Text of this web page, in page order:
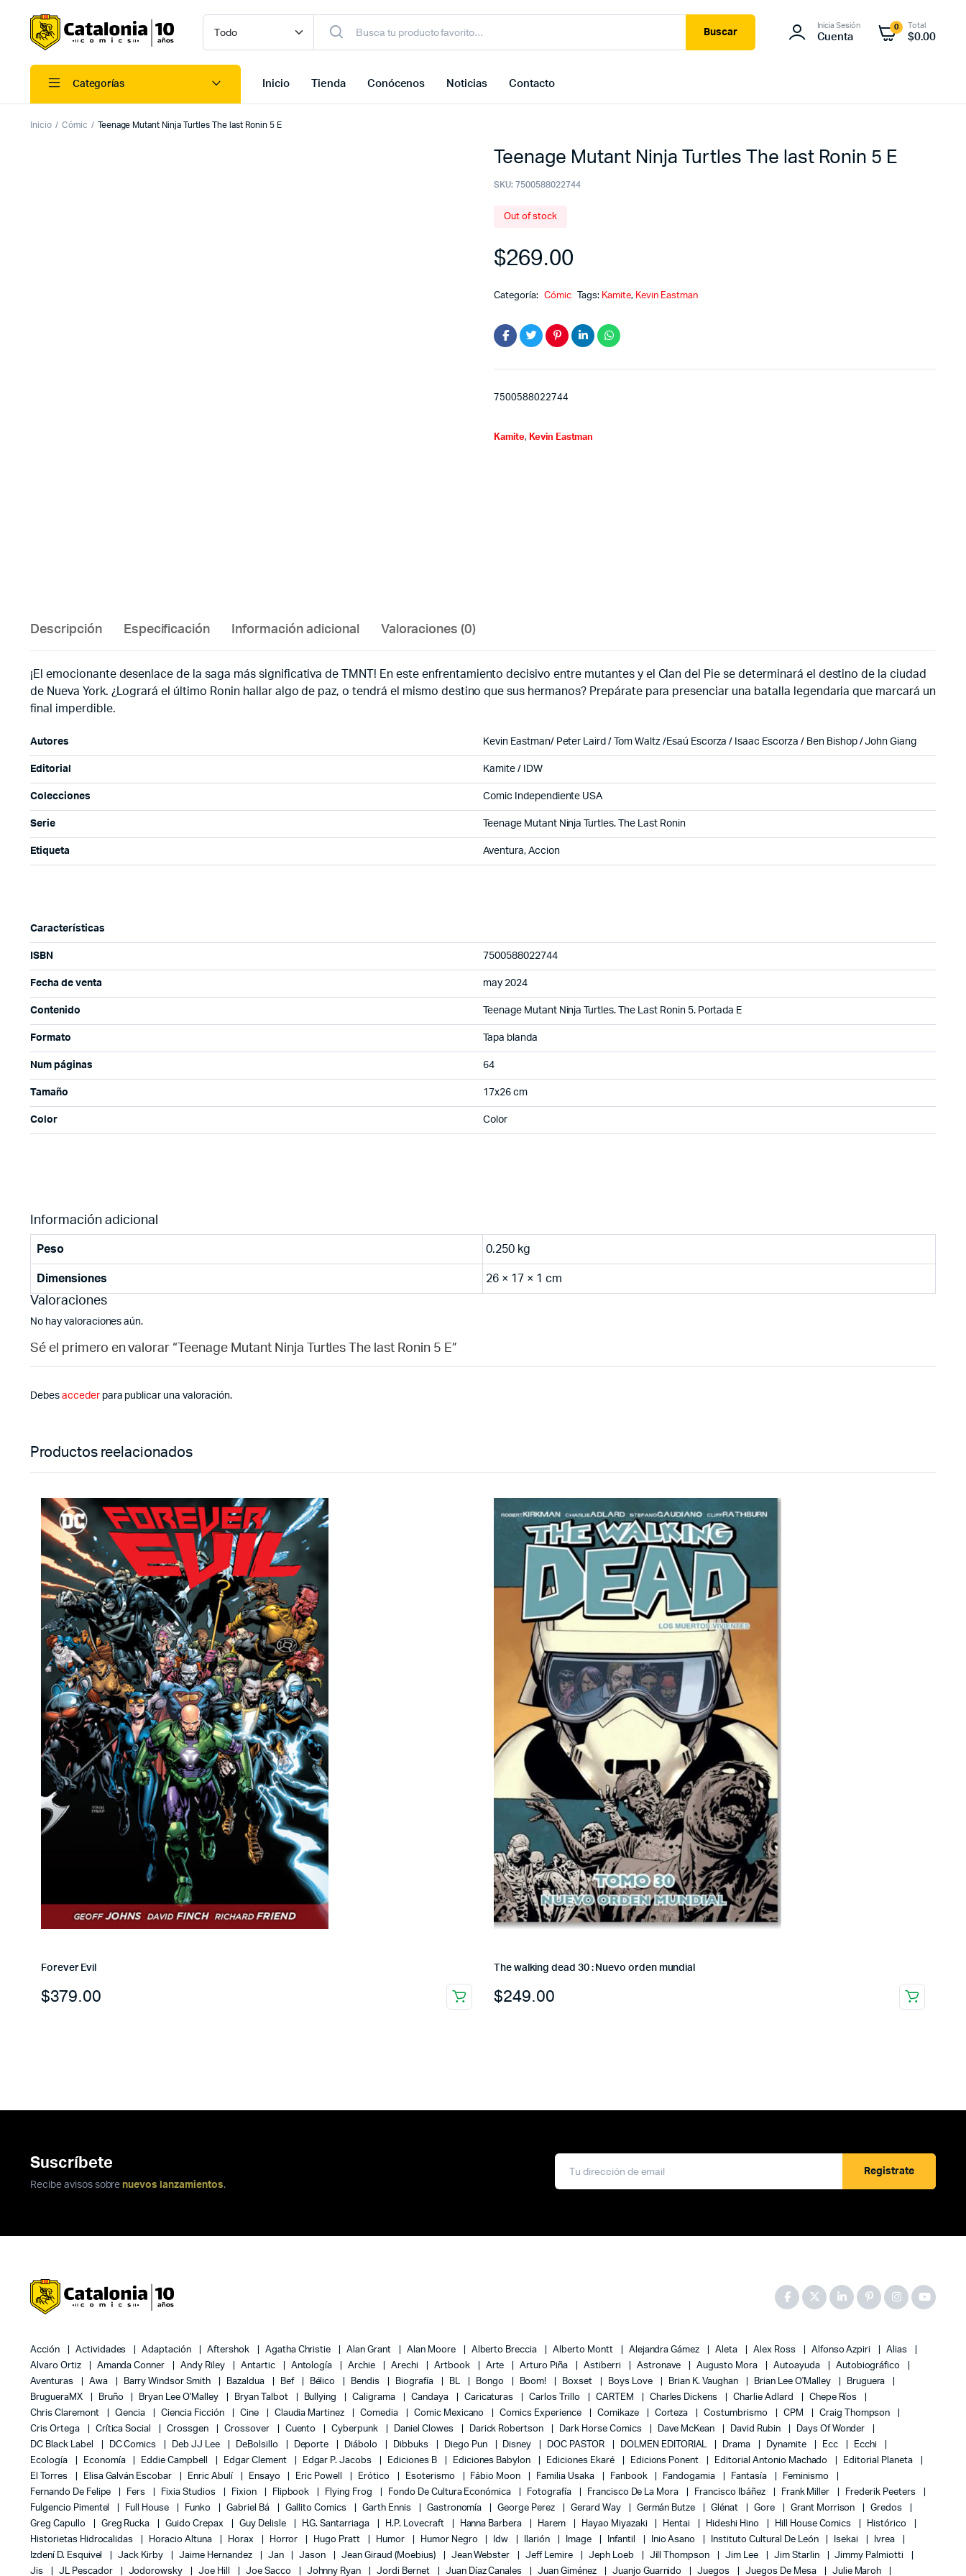
Buscar
Inicia Sesión
Cuenta
0 Total
$0.00
Categorías Inicio Tienda Conócenos Noticias Contacto
Inicio Cómic Teenage Mutant Ninja Turtles The last Ronin 5 E
Teenage Mutant Ninja Turtles The last Ronin 5 E
SKU: 7500588022744
Out of stock
$269.00
Categoría: Cómic Tags: Kamite, Kevin Eastman
7500588022744
Kamite, Kevin Eastman
Descripción Especificación Información adicional Valoraciones (0)
¡El emocionante desenlace de la saga más significativa de TMNT! En este enfrentamiento decisivo entre mutantes y el Clan del Pie se determinará el destino de la ciudad
de Nueva York. ¿Logrará el último Ronin hallar algo de paz, o tendrá el mismo destino que sus hermanos? Prepárate para presenciar una batalla legendaria que marcará un
final imperdible.
Autores Kevin Eastman/ Peter Laird / Tom Waltz /Esaú Escorza / Isaac Escorza / Ben Bishop / John Giang
Editorial Kamite / IDW
Colecciones Comic Independiente USA
Serie Teenage Mutant Ninja Turtles. The Last Ronin
Etiqueta Aventura, Accion
Características
ISBN 7500588022744
Fecha de venta may 2024
Contenido Teenage Mutant Ninja Turtles. The Last Ronin 5. Portada E
Formato Tapa blanda
Num páginas 64
Tamaño 17x26 cm
Color Color
Información adicional
Peso 0.250 kg
Dimensiones 26 × 17 × 1 cm
Valoraciones
No hay valoraciones aún.
Sé el primero en valorar “Teenage Mutant Ninja Turtles The last Ronin 5 E”
Debes accederpara publicar una valoración.
Productos reelacionados
Forever Evil
$379.00
The walking dead 30 : Nuevo orden mundial
$249.00
Suscríbete
Recibe avisos sobre nuevos lanzamientos.
Registrate
Acción Actividades Adaptación Aftershok Agatha Christie Alan Grant Alan Moore Alberto Breccia Alberto Montt Alejandra Gámez Aleta Alex Ross Alfonso Azpiri
Alias
Alvaro Ortiz
Amanda Conner Andy Riley Antartic Antología Archie Arechi Artbook Arte Arturo Piña Astiberri Astronave Augusto Mora Autoayuda
Autobiográfico
Aventuras
Awa Barry Windsor Smith Bazaldua Bef Bélico Bendis Biografía BL Bongo Boom! Boxset Boys Love Brian K. Vaughan Brian Lee O'Malley
Bruguera
BrugueraMX
Bruño Bryan Lee O'Malley Bryan Talbot Bullying Caligrama Candaya Caricaturas Carlos Trillo CARTEM Charles Dickens Charlie Adlard
Chepe Ríos
Chris Claremont
Ciencia Ciencia Ficción Cine Claudia Martinez Comedia Comic Mexicano Comics Experience Comikaze Corteza Costumbrismo CPM
Craig Thompson
Cris Ortega
Crítica Social Crossgen Crossover Cuento Cyberpunk Daniel Clowes Darick Robertson Dark Horse Comics Dave McKean David Rubin
Days Of Wonder
DC Black Label
DC Comics Deb JJ Lee DeBolsillo Deporte Diábolo Dibbuks Diego Pun Disney DOC PASTOR DOLMEN EDITORIAL Drama Dynamite Ecc
Ecchi
Ecología
Economía Eddie Campbell Edgar Clement Edgar P. Jacobs Ediciones B Ediciones Babylon Ediciones Ekaré Edicions Ponent Editorial Antonio Machado
Editorial Planeta
El Torres
Elisa Galván Escobar Enric Abulí Ensayo Eric Powell Erótico Esoterismo Fábio Moon Familia Usaka Fanbook Fandogamia Fantasía
Feminismo
Fernando De Felipe
Fers Fixia Studios Fixion Flipbook Flying Frog Fondo De Cultura Económica Fotografía Francisco De La Mora Francisco Ibáñez Frank Miller
Frederik Peeters
Fulgencio Pimentel
Full House Funko Gabriel Bá Gallito Comics Garth Ennis Gastronomía George Perez Gerard Way Germán Butze Glénat Gore Grant Morrison
Gredos
Greg Capullo
Greg Rucka Guido Crepax Guy Delisle H.G. Santarriaga H.P. Lovecraft Hanna Barbera Harem Hayao Miyazaki Hentai Hideshi Hino Hill House Comics
Histórico
Historietas Hidrocalidas
Horacio Altuna Horax Horror Hugo Pratt Humor Humor Negro Idw Ilarión Image Infantil Inio Asano Instituto Cultural De León Isekai
Ivrea
Izdení D. Esquivel
Jack Kirby Jaime Hernandez Jan Jason Jean Giraud (Moebius) Jean Webster Jeff Lemire Jeph Loeb Jill Thompson Jim Lee Jim Starlin
Jimmy Palmiotti
Jis
JL Pescador Jodorowsky Joe Hill Joe Sacco Johnny Ryan Jordi Bernet Juan Díaz Canales Juan Giménez Juanjo Guarnido Juegos Juegos De Mesa Julie Maroh